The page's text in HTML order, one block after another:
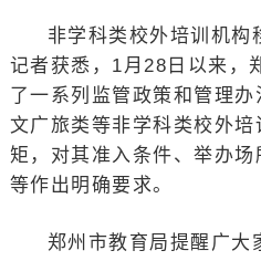
非学科类校外培训机构
记者获悉，1月28日以来，
了一系列监管政策和管理办
文广旅类等非学科类校外培
矩，对其准入条件、举办
等作出明确要求。
郑州市教育局提醒广大